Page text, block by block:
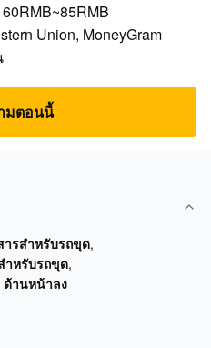
Union, MoneyGram
มตอนนี้
ารสำหรับรถขุด,
ำหรับรถขุด,
ด้านหน้าลง